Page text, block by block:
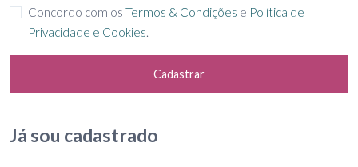
Concordo com os Termos & Condições e Política de
Privacidade e Cookies.
Cadastrar
Já sou cadastrado